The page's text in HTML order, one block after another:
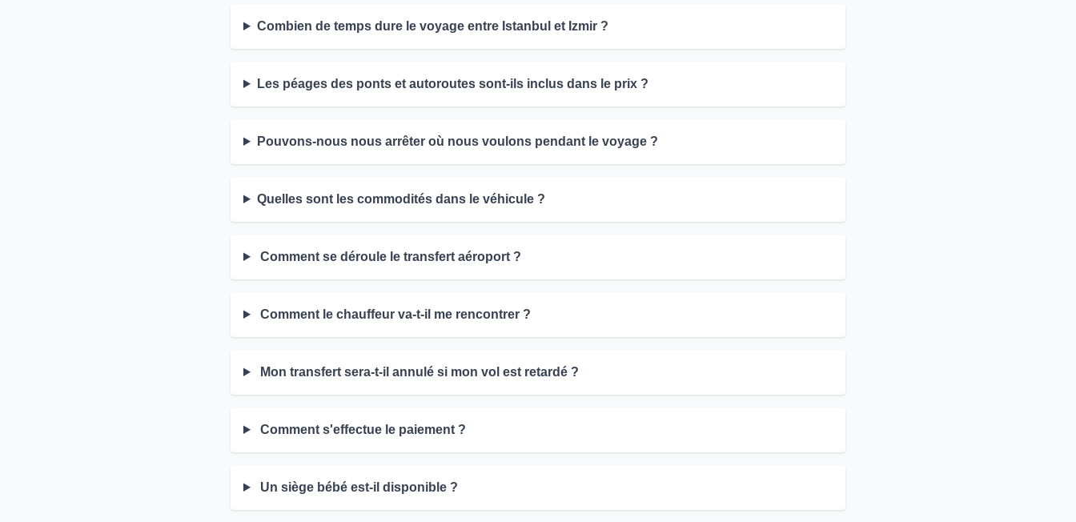
Combien de temps dure le voyage entre Istanbul et Izmir ?
Les péages des ponts et autoroutes sont-ils inclus dans le prix ?
Pouvons-nous nous arrêter où nous voulons pendant le voyage ?
Quelles sont les commodités dans le véhicule ?
Comment se déroule le transfert aéroport ?
Comment le chauffeur va-t-il me rencontrer ?
Mon transfert sera-t-il annulé si mon vol est retardé ?
Comment s'effectue le paiement ?
Un siège bébé est-il disponible ?